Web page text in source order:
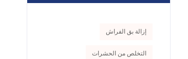
إزالة بق الفراش
التخلص من الحشرات